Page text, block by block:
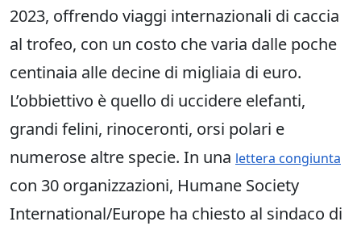
2023, offrendo viaggi internazionali di caccia
al trofeo, con un costo che varia dalle poche
centinaia alle decine di migliaia di euro.
L’obbiettivo è quello di uccidere elefanti,
grandi felini, rinoceronti, orsi polari e
numerose altre specie. In una lettera congiunta
con 30 organizzazioni, Humane Society
International/Europe ha chiesto al sindaco di